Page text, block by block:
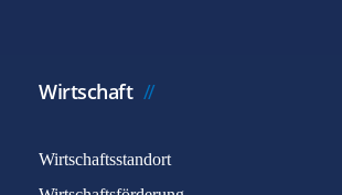
Wirtschaft
Wirtschaftsstandort